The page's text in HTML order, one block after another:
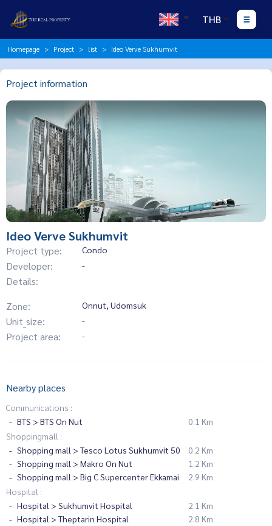
THB
Homepage Project list Ideo Verve Sukhumvit
Project information
Ideo Verve Sukhumvit
Project type: Condo
Developer: -
Details:
Zone:
Onnut, Udomsuk
Unit_size: -
Project area: -
Nearby places
Communications :
BTS > BTS On Nut
0.1 Km
Shoppingmall :
Shopping mall > Tesco Lotus Sukhumvit 50
0.2 Km
Shopping mall > Makro On Nut
1.2 Km
Shopping mall > Big C Supercenter Ekkamai
2.9 Km
Hospital :
Hospital > Sukhumvit Hospital
2.1 Km
Hospital > Theptarin Hospital
2.8 Km